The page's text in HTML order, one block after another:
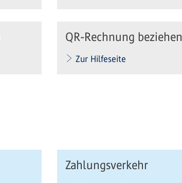
QR-Rechnung beziehen
Zur Hilfeseite
Zahlungsverkehr